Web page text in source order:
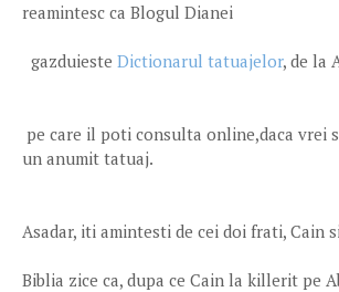
reamintesc ca Blogul Dianei
gazduieste Dictionarul tatuajelor, de la
pe care il poti consulta online,daca vrei
un anumit tatuaj.
Asadar, iti amintesti de cei doi frati, Cain
Biblia zice ca, dupa ce Cain la killerit pe